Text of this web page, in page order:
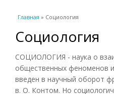
Вы здесь
Главная » Социология
Социология
СОЦИОЛОГИЯ - наука о
общественных феноменов
введен в научный оборот
в. О. Контом. Но